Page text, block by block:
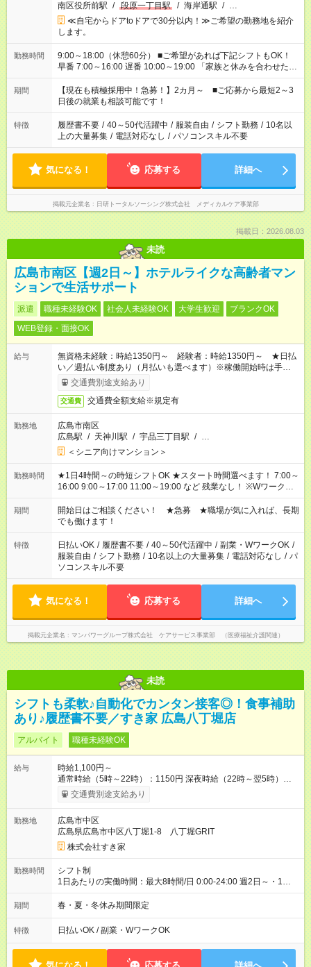
南区役所前駅 / 段原一丁目駅 / 海岸通駅 / …
≪自宅からドアtoドアで30分以内！≫ご希望の勤務地を紹介
します。
勤務時間
9:00～18:00（休憩60分） ■ご希望があれば下記シフトもOK！
早番 7:00～16:00 遅番 10:00～19:00 「家族と休みを合わせた
い」 「余裕を持って夕飯の準備がしたい」 「できれば残業はし
たくない」 など、ご希望を教えてくださいね。 ※Wワーク希望
の方へ 今ご覧のお仕事で希望する勤務時間と、もう1つのお仕事
の勤務時間。 合計で週40時間を超える場合は応募できません。
期間
【現在も積極採用中！急募！】2カ月～ ■ご応募から最短2～3
日後の就業も相談可能です！
特徴 履歴書不要 / 40～50代活躍中 / 服装自由 / シフト勤務 / 10名以
上の大量募集 / 電話対応なし / パソコンスキル不要
気になる！ 応募する 詳細へ
掲載元企業名 日研トータルソーシング株式会社 メディカルケア事業部
掲載日：2026.08.03
未読
広島市南区【週2日～】ホテルライクな高齢者マン
ションで生活サポート
派遣 職種未経験OK 社会人未経験OK 大学生歓迎
ブランクOK
WEB登録・面接OK
給与
無資格未経験：時給1350円～ 経験者：時給1350円～ ★日払
い／週払い制度あり（月払いも選べます）※稼働開始時は手続き
完了次第のお支払いとなります。
交通費別途支給あり
交通費 交通費全額支給※規定有
勤務地
広島市南区
広島駅 / 天神川駅 / 宇品三丁目駅 / …
＜シニア向けマンション＞
勤務時間
★1日4時間～の時短シフトOK ★スタート時間選べます！ 7:00～
16:00 9:00～17:00 11:00～19:00 など 残業なし！ ※Wワークの
場合、他のお仕事と合わせ週40時間超の就業はご案内できませ
ん ※法令に基づき、週20時間以上勤務は社会保険への加入対象
となります ※労働者派遣法（日雇い派遣の原則禁止）により、
短時間・短期間の就業はご案内が難しい場合があります
期間
開始日はご相談ください！ ★急募 ★職場が気に入れば、長期
でも働けます！
特徴 日払いOK / 履歴書不要 / 40～50代活躍中 / 副業・WワークOK /
服装自由 / シフト勤務 / 10名以上の大量募集 / 電話対応なし / パ
ソコンスキル不要
気になる！ 応募する 詳細へ
掲載元企業名 マンパワーグループ株式会社 ケアサービス事業部 （医療福祉介護関連）
未読
シフトも柔軟♪自動化でカンタン接客◎！食事補助
あり♪履歴書不要／すき家 広島八丁堀店
アルバイト 職種未経験OK
給与
時給1,100円～
通常時給（5時～22時）：1150円 深夜時給（22時～翌5時）：
1500円 高校生時給：1100円 【特別手当】早朝手当（5：00-9：
00）時給+150円 【試用期間】試用期間あり 試用期間の長さ：1
30日（※条件変更なし）ですが、切り上げで一ヶ月とさせてい
ただきます。 研修制度あり：15時間(研修中も同時給）
交通費別途支給あり
勤務地
広島市中区
広島県広島市中区八丁堀1-8 八丁堀GRIT
株式会社すき家
勤務時間
シフト制
1日あたりの実働時間：最大8時間/日 0:00-24:00 週2日～・1日
2h～OK ＜シフト例＞ 〇朝帯 5:00-9:00 〇昼帯 9:00-14:00 〇午
後帯 14:00-18:00 〇夜帯 18:00-22:00 〇深夜帯 22:00-翌5:00 基
ます♪
期間 春・夏・冬休み期間限定
特徴 日払いOK / 副業・WワークOK